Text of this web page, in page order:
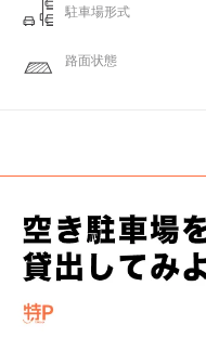
駐車場形式
路面状態